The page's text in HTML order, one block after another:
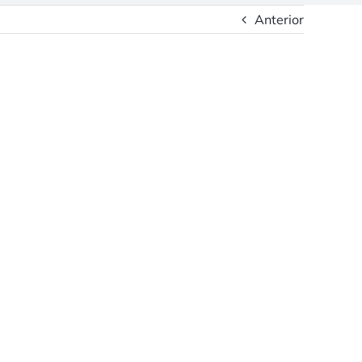
Anterior